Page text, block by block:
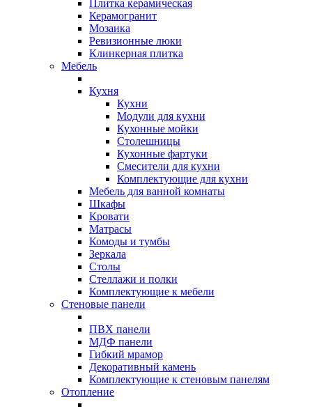
Плитка керамическая
Керамогранит
Мозаика
Ревизионные люки
Клинкерная плитка
Мебель
Кухня
Кухни
Модули для кухни
Кухонные мойки
Столешницы
Кухонные фартуки
Смесители для кухни
Комплектующие для кухни
Мебель для ванной комнаты
Шкафы
Кровати
Матрасы
Комоды и тумбы
Зеркала
Столы
Стеллажи и полки
Комплектующие к мебели
Стеновые панели
ПВХ панели
МДФ панели
Гибкий мрамор
Декоративный камень
Комплектующие к стеновым панелям
Отопление